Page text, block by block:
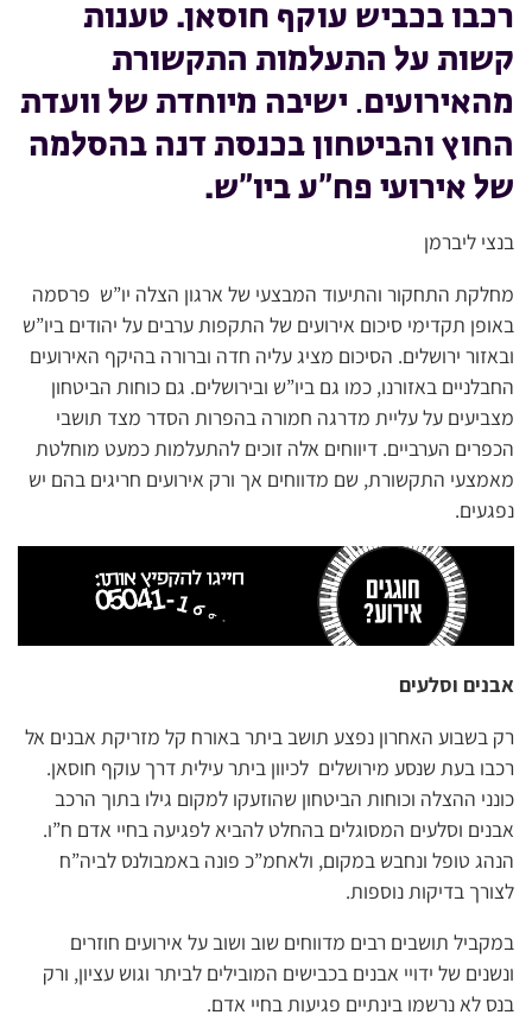
רכבו בכביש עוקף חוסאן. טענות
קשות על התעלמות התקשורת
מהאירועים. ישיבה מיוחדת של וועדת
החוץ והביטחון בכנסת דנה בהסלמה
של אירועי פח”ע ביו”ש.
בנצי ליברמן
מחלקת התחקור והתיעוד המבצעי של ארגון הצלה יו”ש פרסמה
באופן תקדימי סיכום אירועים של התקפות ערבים על יהודים ביו”ש
ובאזור ירושלים. הסיכום מציג עליה חדה וברורה בהיקף האירועים
החבלניים באזורנו, כמו גם ביו”ש ובירושלים. גם כוחות הביטחון
מצביעים על עליית מדרגה חמורה בהפרות הסדר מצד תושבי
הכפרים הערביים. דיווחים אלה זוכים להתעלמות כמעט מוחלטת
מאמצעי התקשורת, שם מדווחים אך ורק אירועים חריגים בהם יש
נפגעים.
אבנים וסלעים
רק בשבוע האחרון נפצע תושב ביתר באורח קל מזריקת אבנים אל
רכבו בעת שנסע מירושלים לכיוון ביתר עילית דרך עוקף חוסאן.
כונני ההצלה וכוחות הביטחון שהוזעקו למקום גילו בתוך הרכב
אבנים וסלעים המסוגלים בהחלט להביא לפגיעה בחיי אדם ח”ו.
הנהג טופל ונחבש במקום, ולאחמ”כ פונה באמבולנס לביה”ח
לצורך בדיקות נוספות.
במקביל תושבים רבים מדווחים שוב ושוב על אירועים חוזרים
ונשנים של ידויי אבנים בכבישים המובילים לביתר וגוש עציון, ורק
בנס לא נרשמו בינתיים פגיעות בחיי אדם.